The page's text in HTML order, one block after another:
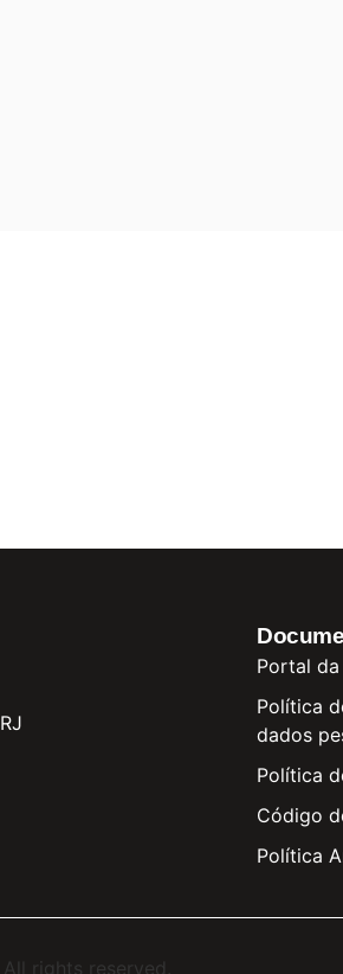
Portal
Política
dados
Política
Código
Política
rights reserved.